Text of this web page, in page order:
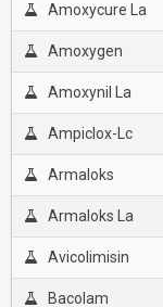
Amoxycure La
Amoxygen
Amoxynil La
Ampiclox-Lc
Armaloks
Armaloks La
Avicolimisin
Bacolam